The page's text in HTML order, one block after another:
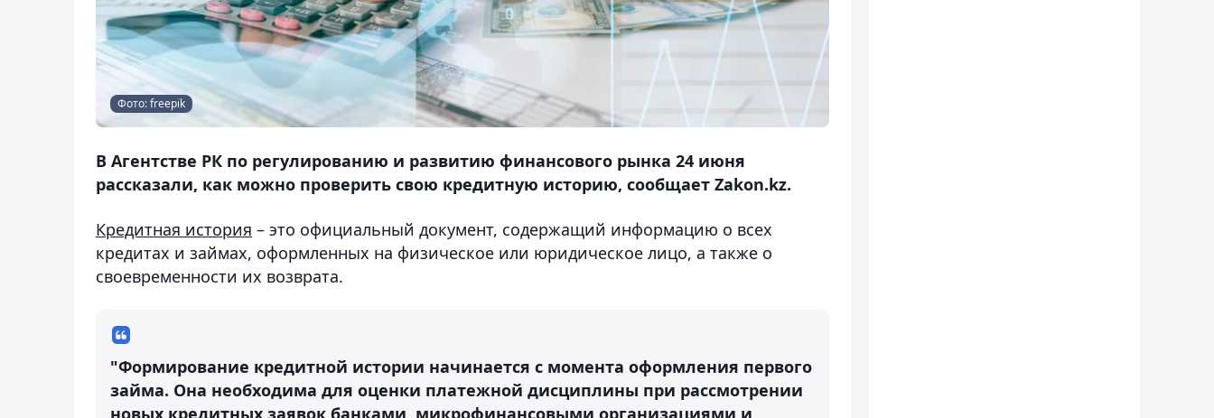
Фото: freepik
В Агентстве РК по регулированию и развитию финансового рынка 24 июня
рассказали, как можно проверить свою кредитную историю, сообщает Zakon.kz.
Кредитная история – это официальный документ, содержащий информацию о всех
кредитах и займах, оформленных на физическое или юридическое лицо, а также о
своевременности их возврата.
"Формирование кредитной истории начинается с момента оформления первого
займа. Она необходима для оценки платежной дисциплины при рассмотрении
новых кредитных заявок банками, микрофинансовыми организациями и